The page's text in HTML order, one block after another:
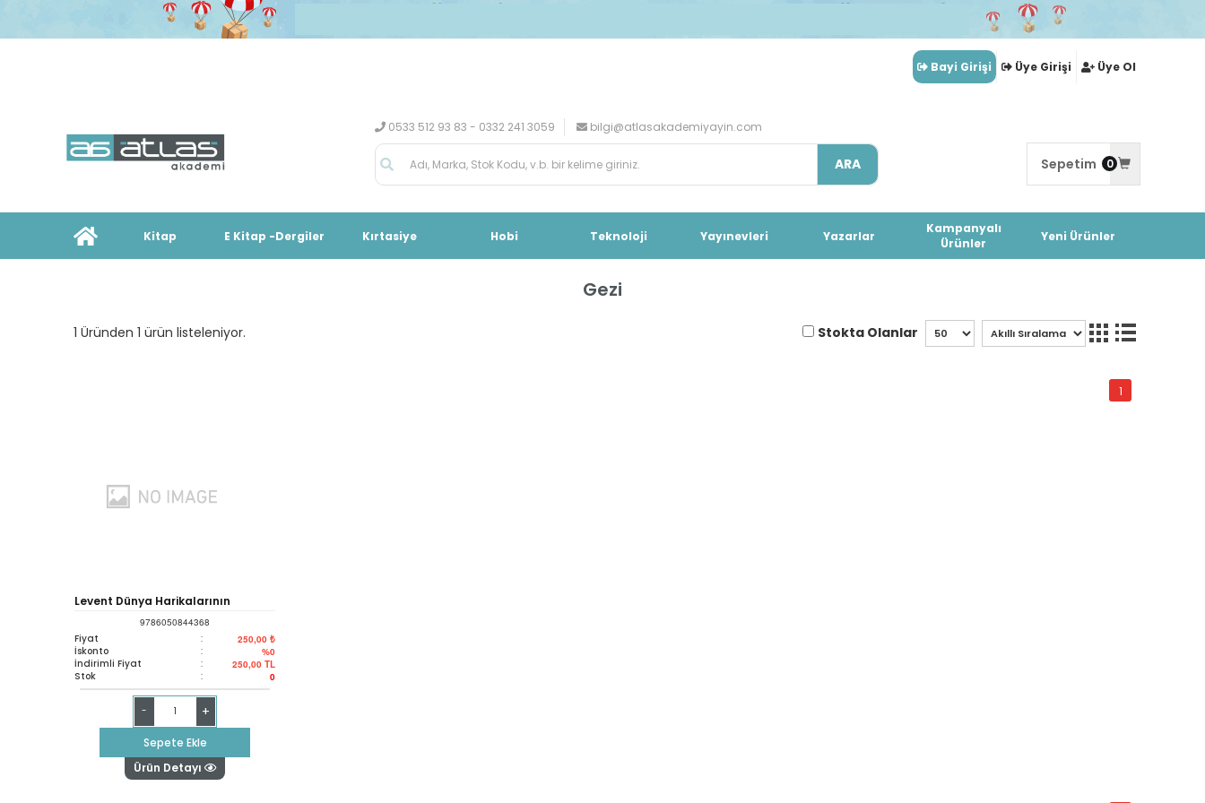
Bayi Girişi Üye Girişi Üye Ol
0533 512 93 83 - 0332 241 3059 bilgi@atlasakademiyayin.com
ARA Sepetim 0
Kitap E Kitap -Dergiler Kırtasiye Hobi Teknoloji Yayınevleri Yazarlar
Kampanyalı
Ürünler
Yeni Ürünler
Gezi
1 Üründen 1 ürün listeleniyor. Stokta Olanlar
1
Levent Dünya Harikalarının
Peşinde
9786050844368
Fiyat : 250,00 ₺
İskonto : %0
İndirimli Fiyat : 250,00 TL
Stok : 0
- +
Sepete Ekle
Ürün Detayı